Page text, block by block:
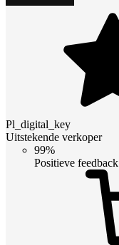
Pl_digital_key
Uitstekende verkoper
99%
Positieve feedback